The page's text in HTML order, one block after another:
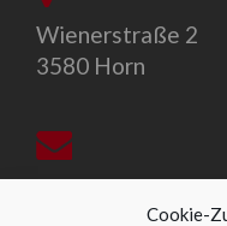
Cookie-
Wienerstraße 2
3580 Horn
office@allegro-